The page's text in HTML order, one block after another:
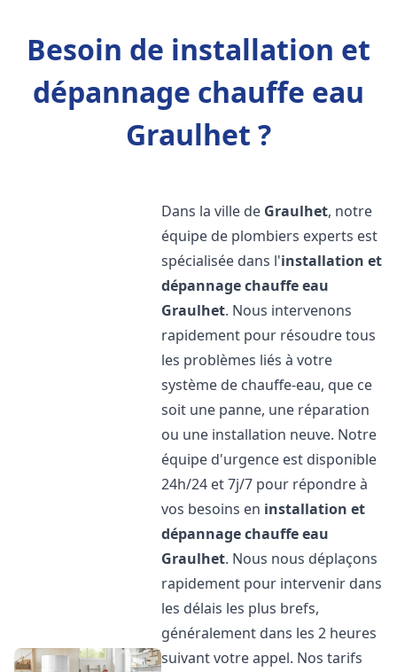
Besoin de installation et
dépannage chauffe eau
Graulhet ?
Dans la ville de Graulhet, notre
équipe de plombiers experts est
spécialisée dans l'installation et
dépannage chauffe eau
Graulhet. Nous intervenons
rapidement pour résoudre tous
les problèmes liés à votre
système de chauffe-eau, que ce
soit une panne, une réparation
ou une installation neuve. Notre
équipe d'urgence est disponible
24h/24 et 7j/7 pour répondre à
vos besoins en installation et
dépannage chauffe eau
Graulhet. Nous nous déplaçons
rapidement pour intervenir dans
les délais les plus brefs,
généralement dans les 2 heures
suivant votre appel. Nos tarifs